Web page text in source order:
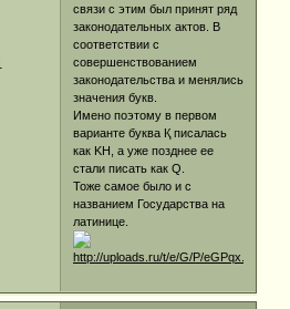
связи с этим был принят ряд
законодательных актов. В
соответствии с
совершенствованием
законодательства и менялись
значения букв.
Имено поэтому в первом
варианте буква Қ писалась
как KH, а уже позднее ее
стали писать как Q.
Тоже самое было и с
названием Государства на
латинице.